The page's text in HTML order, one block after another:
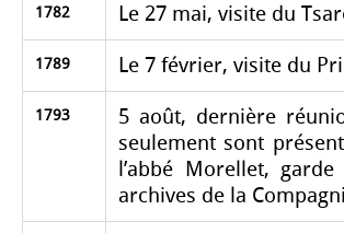
1782 Le 27 mai, visite du
1789 Le 7 février, visite du
1793
5 août, dernière
seulement sont
l’abbé Morellet,
archives de la